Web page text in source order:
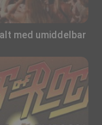
med umiddelbar